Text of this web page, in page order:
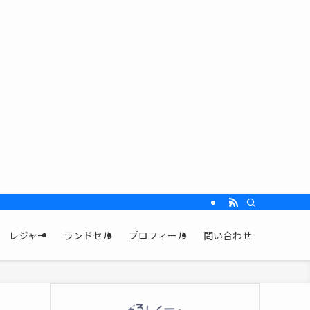
レジャー ランドセル プロフィール 問い合わせ